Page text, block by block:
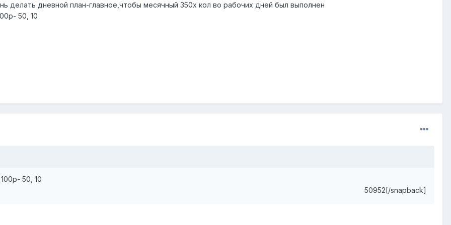
делать дневной план-главное,чтобы месячный 350х кол во рабочих дней был выполнен
50, 10
50, 10
50952[/snapback]